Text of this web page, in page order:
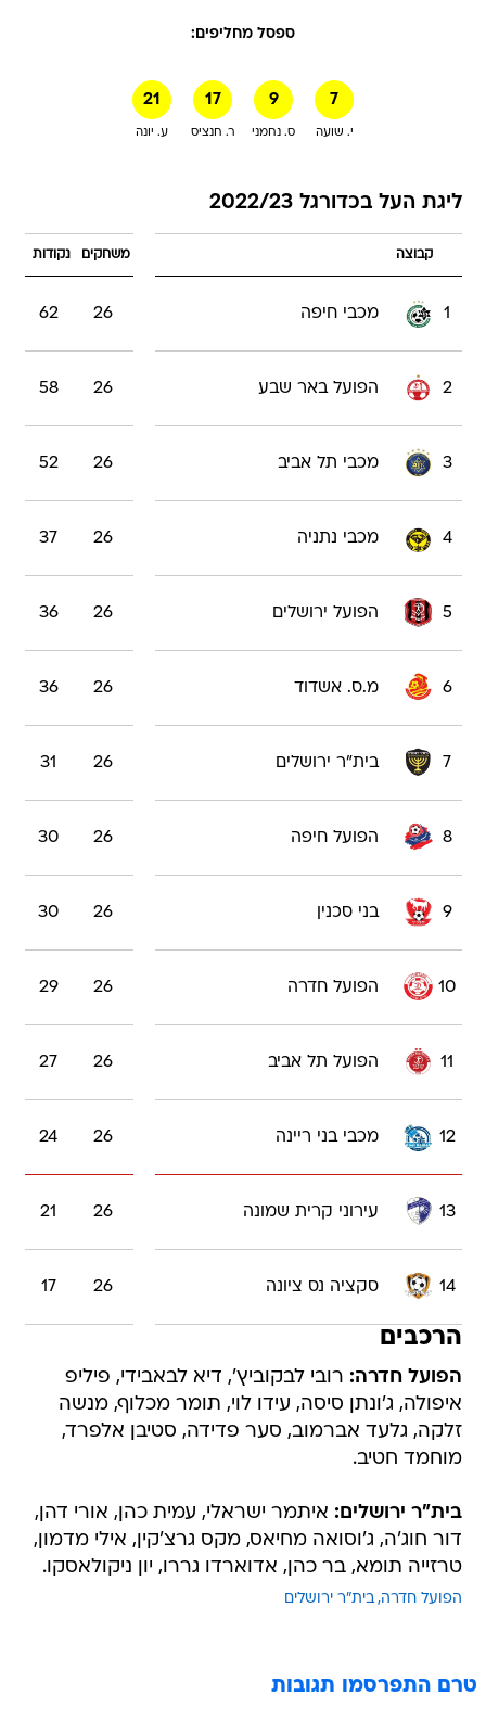
ספסל מחליפים:
21
ע. יונה
17
ר. חנציס
9
ס. נחמני
7
י. שועה
ליגת העל בכדורגל 2022/23
קבוצה משחקים נקודות
1 מכבי חיפה 26
62
2 הפועל באר שבע 26
58
3 מכבי תל אביב 26
52
4 מכבי נתניה 26
37
5 הפועל ירושלים 26
36
6 מ.ס. אשדוד 26
36
7 בית"ר ירושלים 26
31
8 הפועל חיפה 26
30
9 בני סכנין 26
30
10 הפועל חדרה 26
29
11 הפועל תל אביב 26
27
12 מכבי בני ריינה 26
24
13 עירוני קרית שמונה 26
21
14 סקציה נס ציונה 26
17
הרכבים
הפועל חדרה: רובי לבקוביץ', דיא לבאבידי, פיליפ
איפולה, ג'ונתן סיסה, עידו לוי, תומר מכלוף, מנשה
זלקה, גלעד אברמוב, סער פדידה, סטיבן אלפרד,
מוחמד חטיב.
בית"ר ירושלים: איתמר ישראלי, עמית כהן, אורי דהן,
דור חוג'ה, ג'וסואה מחיאס, מקס גרצ'קין, אילי מדמון,
טרזייה תומא, בר כהן, אדוארדו גררו, יון ניקולאסקו.
הפועל חדרה בית"ר ירושלים
טרם התפרסמו תגובות